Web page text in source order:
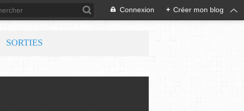
Connexion + Créer mon blog
SORTIES